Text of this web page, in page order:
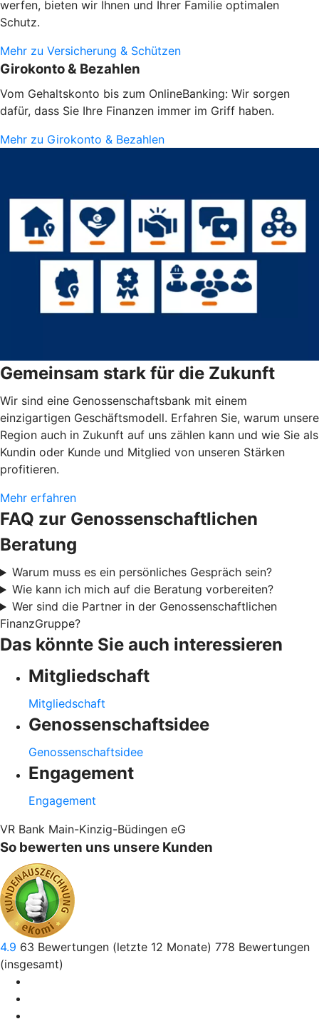
werfen, bieten wir Ihnen und Ihrer Familie optimalen
Schutz.
Mehr zu Versicherung & Schützen
Girokonto & Bezahlen
Vom Gehaltskonto bis zum OnlineBanking: Wir sorgen
dafür, dass Sie Ihre Finanzen immer im Griff haben.
Mehr zu Girokonto & Bezahlen
Gemeinsam stark für die Zukunft
Wir sind eine Genossenschaftsbank mit einem
einzigartigen Geschäftsmodell. Erfahren Sie, warum unsere
Region auch in Zukunft auf uns zählen kann und wie Sie als
Kundin oder Kunde und Mitglied von unseren Stärken
profitieren.
Mehr erfahren
FAQ zur Genossenschaftlichen
Beratung
Warum muss es ein persönliches Gespräch sein?
Wie kann ich mich auf die Beratung vorbereiten?
Wer sind die Partner in der Genossenschaftlichen
FinanzGruppe?
Das könnte Sie auch interessieren
Mitgliedschaft
Mitgliedschaft
Genossenschaftsidee
Genossenschaftsidee
Engagement
Engagement
VR Bank Main-Kinzig-Büdingen eG
So bewerten uns unsere Kunden
4.9 63 Bewertungen (letzte 12 Monate) 778 Bewertungen
(insgesamt)